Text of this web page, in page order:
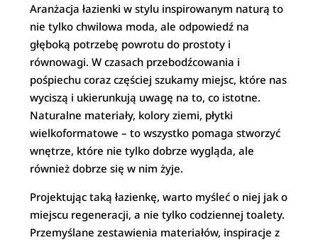
Aranżacja łazienki w stylu inspirowanym naturą to
nie tylko chwilowa moda, ale odpowiedź na
głęboką potrzebę powrotu do prostoty i
równowagi. W czasach przebodźcowania i
pośpiechu coraz częściej szukamy miejsc, które nas
wyciszą i ukierunkują uwagę na to, co istotne.
Naturalne materiały, kolory ziemi, płytki
wielkoformatowe – to wszystko pomaga stworzyć
wnętrze, które nie tylko dobrze wygląda, ale
również dobrze się w nim żyje.
Projektując taką łazienkę, warto myśleć o niej jak o
miejscu regeneracji, a nie tylko codziennej toalety.
Przemyślane zestawienia materiałów, inspiracje z